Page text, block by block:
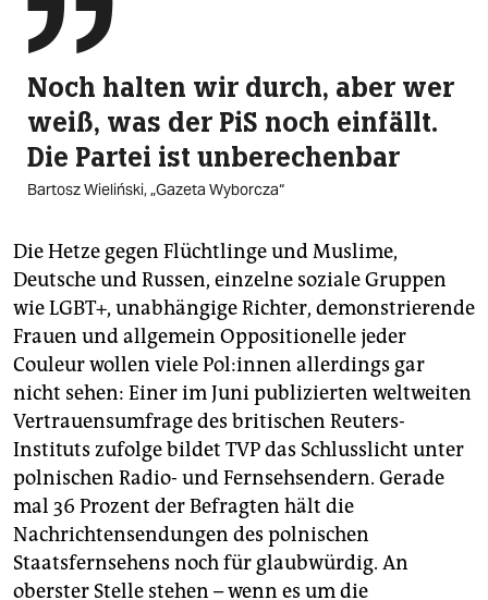
Noch halten wir durch, aber wer
weiß, was der PiS noch einfällt.
Die Partei ist unberechenbar
Bartosz Wieliński, „Gazeta Wyborcza“
Die Hetze gegen Flüchtlinge und Muslime,
Deutsche und Russen, einzelne soziale Gruppen
wie LGBT+, unabhängige Richter, demonstrierende
Frauen und allgemein Oppositionelle jeder
Couleur wollen viele Po­l:in­nen allerdings gar
nicht sehen: Einer im Juni publizierten weltweiten
Vertrauensumfrage des britischen Reuters-
Instituts zufolge bildet TVP das Schlusslicht unter
polnischen Radio- und Fernsehsendern. Gerade
mal 36 Prozent der Befragten hält die
Nachrichtensendungen des polnischen
Staatsfernsehens noch für glaubwürdig. An
oberster Stelle stehen – wenn es um die